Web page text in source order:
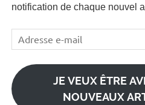
notification de chaque nouvel
Adresse
e-
mail
JE VEUX ÊTRE
NOUVEAUX